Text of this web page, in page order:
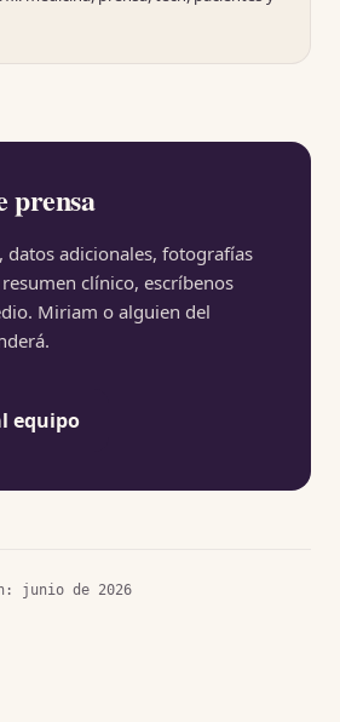
prensa
datos adicionales, fotografías
clínico, escríbenos
Miriam o alguien del
equipo
junio de 2026